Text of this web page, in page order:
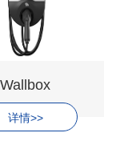
Wallbox
详情>>